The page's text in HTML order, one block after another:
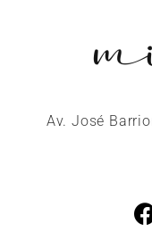
Av. José